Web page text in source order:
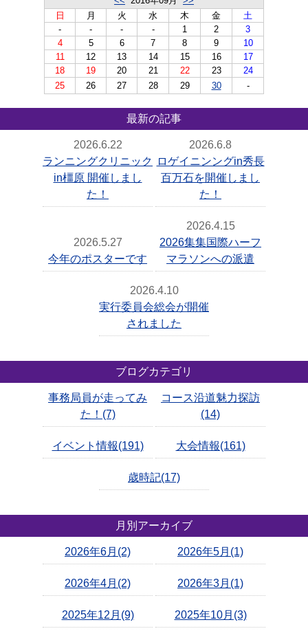
日
月 火 水 木 金
土
-
- - - 1 2
3
4
5 6 7 8 9
10
11
12 13 14 15 16
17
18
19 20 21 22 23
24
25
26 27 28 29 30 -
最新の記事
2026.6.22
ランニングクリニック
in橿原 開催しまし
た！
2026.6.8
ロゲイニンングin秀長
百万石を開催しまし
た！
2026.5.27
今年のポスターです
2026.4.15
2026集集国際ハーフ
マラソンへの派遣
2026.4.10
実行委員会総会が開催
されました
ブログカテゴリ
事務局員が走ってみ
た！(7)
コース沿道魅力探訪
(14)
イベント情報(191) 大会情報(161)
歳時記(17)
月別アーカイブ
2026年6月(2) 2026年5月(1)
2026年4月(2) 2026年3月(1)
2025年12月(9) 2025年10月(3)